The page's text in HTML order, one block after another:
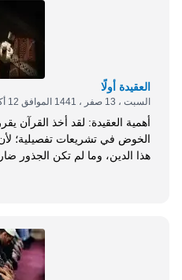
العقيدة أولًا
السبت ، 13 صفر ، 1441 الموافق 12 أكتوبر 2019
الخوض في تشريعات تفصيلية؛
هذا الدين، وما لم تكن الجذور
تحمل فروع هذه الشجرة الضخمة
من إيمان متمكن في جوانب
للمسلم؛ وذلك لرفع مستواه،
المادي والخلقي؛ وعلى ذلك، فإن
فطرية وأصيلة، ركبت فيه وفطر